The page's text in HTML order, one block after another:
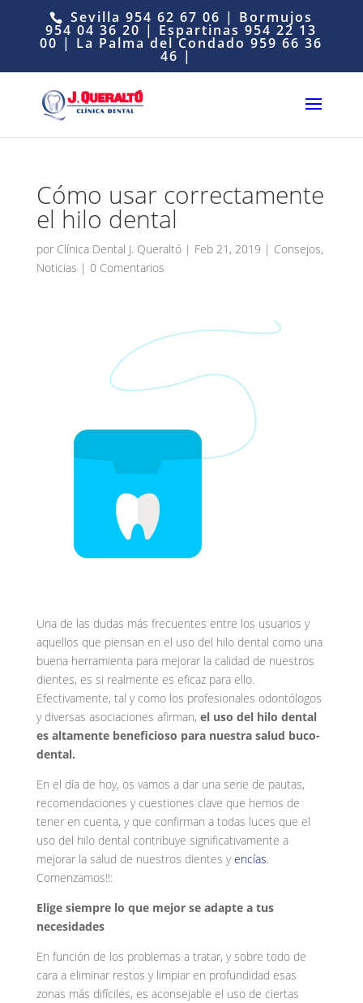
Sevilla954 62 67 06 | Bormujos
954 04 36 20 | Espartinas954 22 13
00 | La Palma del Condado959 66 36
46 |
Cómo usar correctamente
el hilo dental
por Clínica Dental J. Queraltó| Feb 21, 2019 | Consejos,
Noticias | 0 Comentarios
Una de las dudas más frecuentes entre los usuarios y
aquellos que piensan en el uso del hilo dental como una
buena herramienta para mejorar la calidad de nuestros
dientes, es si realmente es eficaz para ello.
Efectivamente, tal y como los profesionales odontólogos
y diversas asociaciones afirman, el uso del hilo dental
es altamente beneficioso para nuestra salud buco-
dental.
En el día de hoy, os vamos a dar una serie de pautas,
recomendaciones y cuestiones clave que hemos de
tener en cuenta, y que confirman a todas luces que el
uso del hilo dental contribuye significativamente a
mejorar la salud de nuestros dientes yencías.
Comenzamos!!:
Elige siempre lo que mejor se adapte a tus
necesidades
En función de los problemas a tratar, y sobre todo de
cara a eliminar restos y limpiar en profundidad esas
zonas más difíciles, es aconsejable el uso de ciertas